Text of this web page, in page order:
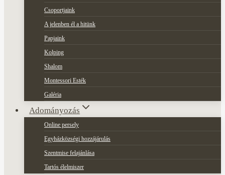
Csoportjaink
A jelenben él a hitünk
Papjaink
Kolping
Shalom
Montessori Esték
Galéria
Adományozás
Online persely
Egyházközségi hozzájárulás
Szentmise felajánlása
Tartós élelmiszer